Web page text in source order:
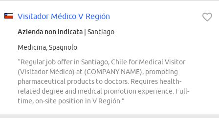
Visitador Médico V Región
Azienda non indicata | Santiago
Medicina, Spagnolo
“Regular job offer in Santiago, Chile for Medical Visitor
(Visitador Médico) at (COMPANY NAME), promoting
pharmaceutical products to doctors. Requires health-
related degree and medical promotion experience. Full-
time, on-site position in V Región.”